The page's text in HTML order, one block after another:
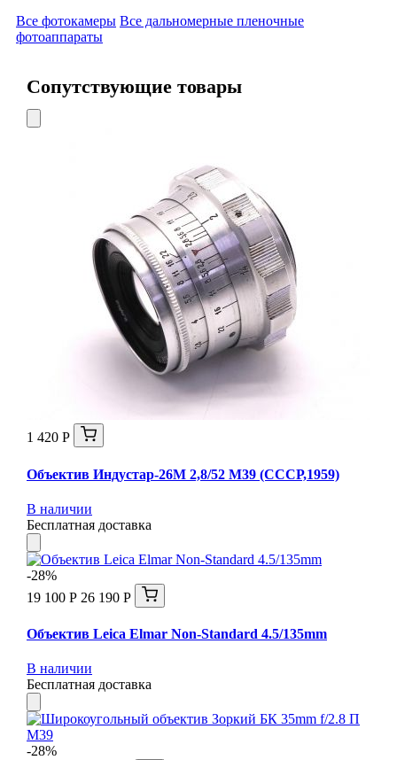
Все фотокамеры Все дальномерные пленочные
фотоаппараты
Сопутствующие товары
1 420 Р
Объектив Индустар-26М 2,8/52 М39 (СССР,1959)
В наличии
Бесплатная доставка
-28%
19 100 Р 26 190 Р
Объектив Leica Elmar Non-Standard 4.5/135mm
В наличии
Бесплатная доставка
-28%